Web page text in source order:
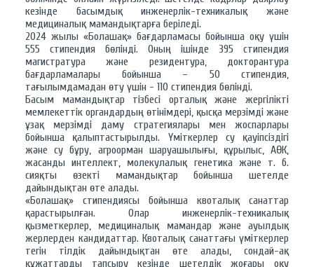
кезінде басымдық инженерлік-техникалық және
медициналық мамандықтарға беріледі.
2024 жылы «Болашақ» бағдарламасы бойынша оқу үшін
555 стипендия бөлінді. Оның ішінде 395 стипендия
магистратура және резидентура, докторантура
бағдарламалары бойынша – 50 стипендия,
тағылымдамадан өту үшін - 110 стипендия бөлінді.
Басым мамандықтар тізбесі орталық және жергілікті
мемлекеттік органдардың өтінімдері, қысқа мерзімді және
ұзақ мерзімді даму стратегиялары мен жоспарлары
бойынша қалыптастырылды. Үміткерлер су қауіпсіздігі
және су бұру, агроорман шаруашылығы, құрылыс, АӨК,
жасанды интеллект, молекулалық генетика және т. б.
сияқты өзекті мамандықтар бойынша шетелде
дайындықтан өте алады.
«Болашақ» стипендиясы бойынша квоталық санаттар
қарастырылған. Олар инженерлік-техникалық
қызметкерлер, медициналық мамандар және ауылдық
жерлерден кандидаттар. Квоталық санаттағы үміткерлер
тегін тілдік дайындықтан өте алады, сондай-ақ
құжаттарды тапсыру кезінде шетелдік жоғары оқу